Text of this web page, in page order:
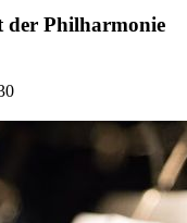
der Philharmonie